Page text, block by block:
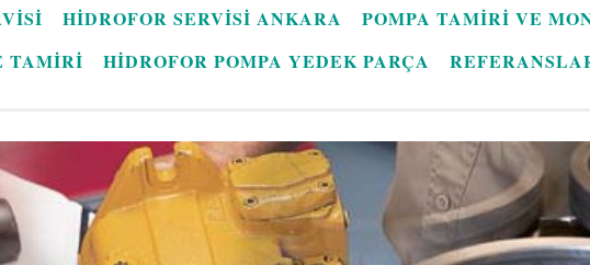
HIDROFOR SERVISI ANKARA
POMPA TAMIRI VE
TAMIRI
HIDROFOR POMPA YEDEK PARÇA